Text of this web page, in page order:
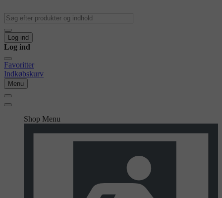
Log ind
Log ind
Favoritter
Indkøbskurv
Menu
Shop Menu